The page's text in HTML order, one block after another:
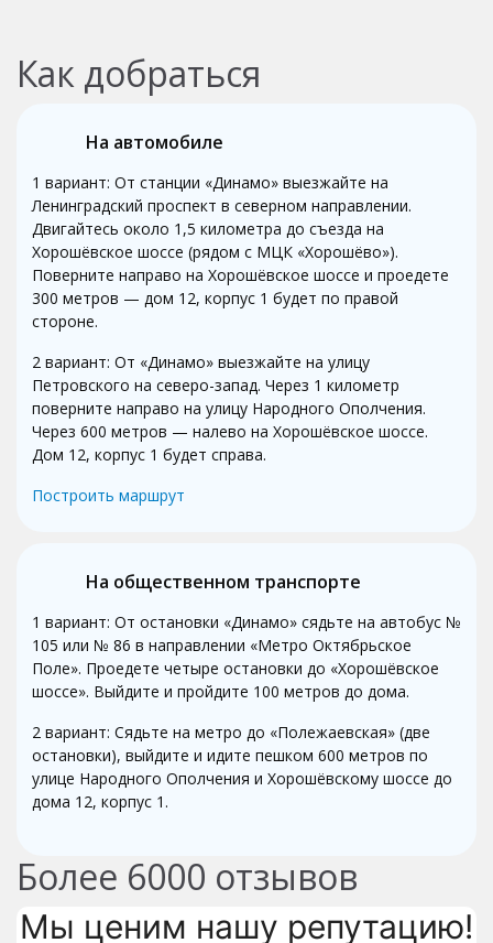
Как добраться
На автомобиле
1 вариант: От станции «Динамо» выезжайте на
Ленинградский проспект в северном направлении.
Двигайтесь около 1,5 километра до съезда на
Хорошёвское шоссе (рядом с МЦК «Хорошёво»).
Поверните направо на Хорошёвское шоссе и проедете
300 метров — дом 12, корпус 1 будет по правой
стороне.
2 вариант: От «Динамо» выезжайте на улицу
Петровского на северо-запад. Через 1 километр
поверните направо на улицу Народного Ополчения.
Через 600 метров — налево на Хорошёвское шоссе.
Дом 12, корпус 1 будет справа.
Построить маршрут
На общественном транспорте
1 вариант: От остановки «Динамо» сядьте на автобус №
105 или № 86 в направлении «Метро Октябрьское
Поле». Проедете четыре остановки до «Хорошёвское
шоссе». Выйдите и пройдите 100 метров до дома.
2 вариант: Сядьте на метро до «Полежаевская» (две
остановки), выйдите и идите пешком 600 метров по
улице Народного Ополчения и Хорошёвскому шоссе до
дома 12, корпус 1.
Более 6000 отзывов
Мы ценим нашу репутацию!